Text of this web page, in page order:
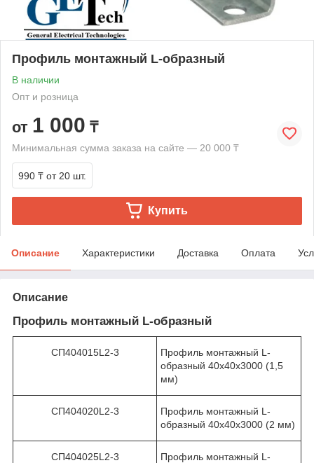
Профиль монтажный L-образный
В наличии
Опт и розница
от 1 000 ₸
Минимальная сумма заказа на сайте — 20 000 ₸
990 ₸ от 20 шт.
Купить
Описание Характеристики Доставка Оплата
Описание
Профиль монтажный L-образный
СП404015L2-3
Профиль монтажный L-
образный 40х40х3000 (1,5
мм)
СП404020L2-3
Профиль монтажный L-
образный 40х40х3000 (2 мм)
СП404025L2-3
Профиль монтажный L-